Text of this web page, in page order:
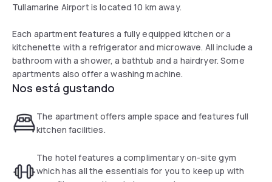
Tullamarine Airport is located 10 km away.
Each apartment features a fully equipped kitchen or a
kitchenette with a refrigerator and microwave. All include a
bathroom with a shower, a bathtub and a hairdryer. Some
apartments also offer a washing machine.
Nos está gustando
The apartment offers ample space and features full
kitchen facilities.
The hotel features a complimentary on-site gym
which has all the essentials for you to keep up with